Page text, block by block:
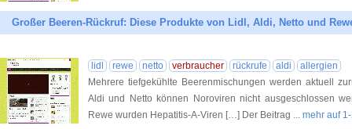
Großer Beeren-Rückruf: Diese Produkte von Lidl, Aldi, Netto und
lidl rewe netto verbraucher rückrufe aldi
allergien
Mehrere tiefgekühlte Beerenmischungen werden aktuell
Aldi und Netto können Noroviren nicht ausgeschlossen
Rewe wurden Hepatitis-A-Viren […] Der Beitrag ... mehr auf